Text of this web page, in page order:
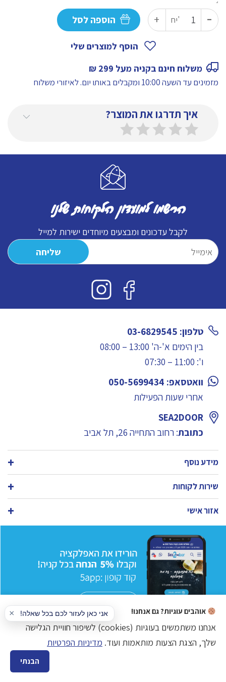
-
כמות
של
ק״ג)
יח' + הוספה לסל
הוסף למוצרים שלי
משלוח חינם בקניה מעל 299 ₪
מזמינים עד השעה 10:00 ומקבלים באותו יום. לאיזורי משלוח
איך תדרגו את המוצר?
הרשמו למועדון הלקוחות שלנו
לקבל עדכונים ומבצעים מיוחדים ישירות למייל
טלפון: 03-6829545
בין הימים א'-ה' 13:00 – 08:00
ו': 11:00 – 07:30
וואטסאפ: 050-5699434
אחרי שעות הפעילות
SEA2DOOR
כתובת: רחוב התחייה 26, תל אביב
מידע נוסף
שירות לקוחות
אזור אישי
אוהבים עוגיות? גם אנחנו!
אנחנו משתמשים בעוגיות (cookies) לשיפור חוויית הגלישה
שלך, הצגת הצעות מותאמות ועוד. מדיניות הפרטיות
הבנתי